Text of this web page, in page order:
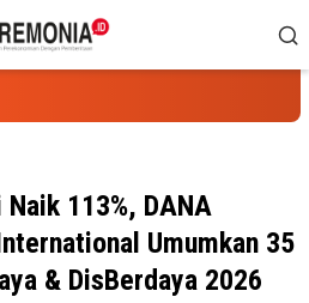
113%, DANA
Umumkan 35
& DisBerdaya 2026